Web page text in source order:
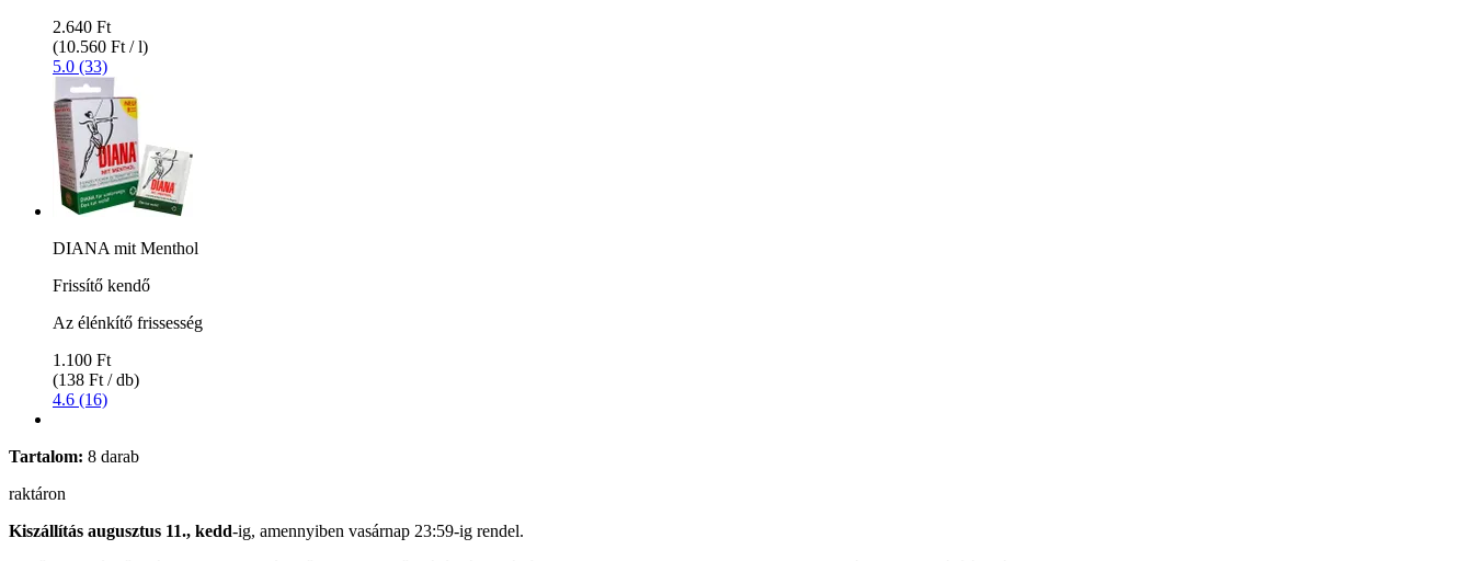
2.640 Ft
(10.560 Ft / l)
5.0 (33)
DIANA mit Menthol
Frissítő kendő
Az élénkítő frissesség
1.100 Ft
(138 Ft / db)
4.6 (16)
Tartalom: 8 darab
raktáron
Kiszállítás augusztus 11., kedd-ig, amennyiben vasárnap 23:59-ig rendel.